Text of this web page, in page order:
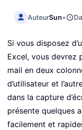
AuteurSun•
Si vous disposez
Excel, vous devrez
mail en deux
d’utilisateur et
dans la capture
présente quelques
facilement et